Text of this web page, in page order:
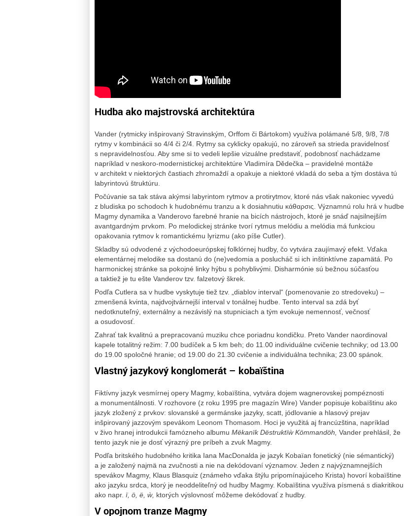
Hudba ako majstrovská architektúra
Vander (rytmicky inšpirovaný Stravinským, Orffom či Bártokom) využíva polámané 5/8, 9/8, 7/8
rytmy v kombinácii so 4/4 či 2/4. Rytmy sa cyklicky opakujú, no zároveň sa strieda pravidelnosť
s nepravidelnosťou. Aby sme si to vedeli lepšie vizuálne predstaviť, podobnosť nachádzame
napríklad v neskoro-modernistickej architektúre Vladimíra Dědečka – pravidelné montáže
v architekt v niektorých častiach zhromaždí a opakuje a niektoré vkladá do seba a tým dostáva tú
labyrintovú štruktúru.
Počúvanie sa tak stáva akýmsi labyrintom rytmov a protirytmov, ktoré nás však nakoniec vyvedú
z bludiska po schodoch k hudobnému tranzu a k dosiahnutiu κάθαρσις. Významnú rolu hrá v hudbe
Magmy dynamika a Vanderovo farebné hranie na bicích nástrojoch, ktoré je snáď najsilnejším
avantgardným prvkom. Po melodickej stránke tvorí rytmus melódiu a melódia má funkciou
opakovania rytmov k romantickému lyrizmu (ako píše Cutler).
Skladby sú odvodené z východoeurópskej folklórnej hudby, čo vytvára zaujímavý efekt. Vďaka
elementárnej melodike sa dostanú do (ne)vedomia a poslucháč si ich inštinktívne zapamätá. Po
harmonickej stránke sa pokojné linky hýbu s pohyblivými. Disharmónie sú bežnou súčasťou
a taktiež je tu ešte Vanderov tzv. falzetový škrek.
Podľa Cutlera sa v hudbe vyskytuje tiež tzv. „diablov interval“ (pomenovanie zo stredoveku) –
zmenšená kvinta, najdvojtvárnejší interval v tonálnej hudbe. Tento interval sa zdá byť
nedotknuteľný, externálny a nezávislý na stupniciach a tým evokuje nemennosť, večnosť
a osudovosť.
Zahrať tak kvalitnú a prepracovanú muziku chce poriadnu kondičku. Preto Vander naordinoval
kapele totalitný režim: 7.00 budíček a 5 km beh; do 11.00 individuálne cvičenie techniky; od 13.00
do 19.00 spoločné hranie; od 19.00 do 21.30 cvičenie a individuálna technika; 23.00 spánok.
Vlastný jazykový konglomerát – kobaïština
Fiktívny jazyk vesmírnej opery Magmy, kobaïština, vytvára dojem wagnerovskej pompéznosti
a monumentálnosti. V rozhovore (z roku 1995 pre magazín Wire) Vander popisuje kobaïštinu ako
jazyk zložený z prvkov: slovanské a germánske jazyky, scatt, jódlovanie a hlasový prejav
inšpirovaný jazzovým spevákom Leonom Thomasom. Hoci je využitá aj francúzština, napríklad
v živo hranej introdukcii famózneho albumu Mëkanïk Dëstruktïẁ Kömmandöh, Vander prehlásil, že
tento jazyk nie je dosť výrazný pre príbeh a zvuk Magmy.
Podľa britského hudobného kritika Iana MacDonalda je jazyk Kobaïan fonetický (nie sémantický)
a je založený najmä na zvučnosti a nie na dekódovaní významov. Jeden z najvýznamnejších
spevákov Magmy, Klaus Blasquiz (známeho vďaka štýlu pripomínajúceho Krista) hovorí kobaïštine
ako jazyku srdca, ktorý je neoddeliteľný od hudby Magmy. Kobaïština využíva písmená s diakritikou
ako napr. ï, ö, ë, ẁ, ktorých výslovnosť môžeme dekódovať z hudby.
V opojnom tranze Magmy